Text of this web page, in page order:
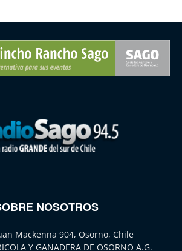
NOSOTROS
Mackenna 904, Osorno, Chile
Y GANADERA DE OSORNO A.G.